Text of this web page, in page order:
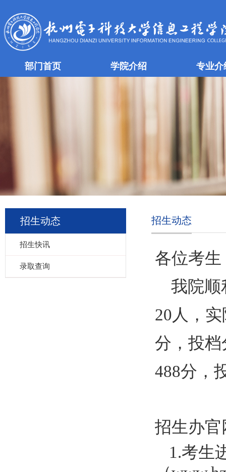
部门首页 学院介绍 专业介
招生动态
招生快讯
录取查询
招生动态
各位考
我院顺
20人，
分，投档
488分，
招生办官
1.考生